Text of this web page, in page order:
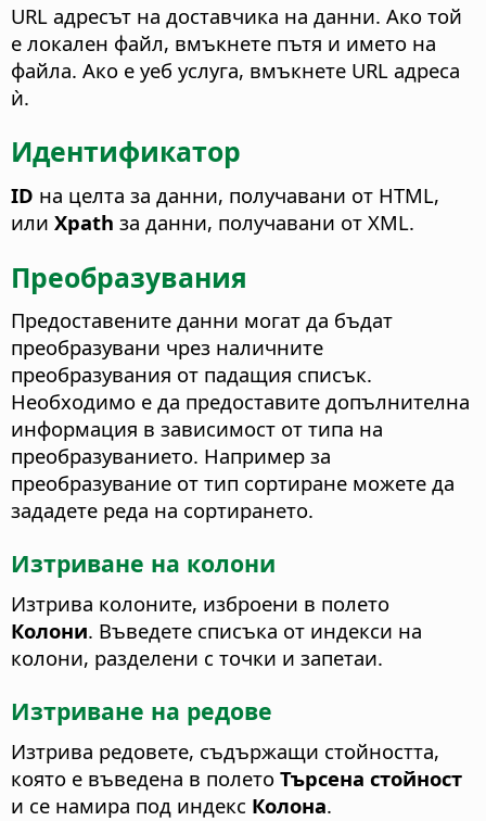
URL адресът на доставчика на данни. Ако той
е локален файл, вмъкнете пътя и името на
файла. Ако е уеб услуга, вмъкнете URL адреса
ѝ.
Идентификатор
ID на целта за данни, получавани от HTML,
или Xpath за данни, получавани от XML.
Преобразувания
Предоставените данни могат да бъдат
преобразувани чрез наличните
преобразувания от падащия списък.
Необходимо е да предоставите допълнителна
информация в зависимост от типа на
преобразуванието. Например за
преобразувание от тип сортиране можете да
зададете реда на сортирането.
Изтриване на колони
Изтрива колоните, изброени в полето
Колони. Въведете списъка от индекси на
колони, разделени с точки и запетаи.
Изтриване на редове
Изтрива редовете, съдържащи стойността,
която е въведена в полето Търсена стойност
и се намира под индекс Колона.